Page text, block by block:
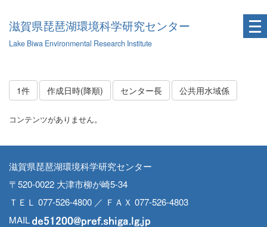
滋賀県琵琶湖環境科学研究センター
Lake Biwa Environmental Research Institute
1件 作成日時(降順) センター長 公共用水域係
コンテンツがありません。
滋賀県琵琶湖環境科学研究センター
〒520-0022 大津市柳が崎5-34
ＴＥＬ 077-526-4800 ／ ＦＡＸ 077-526-4803
MAIL